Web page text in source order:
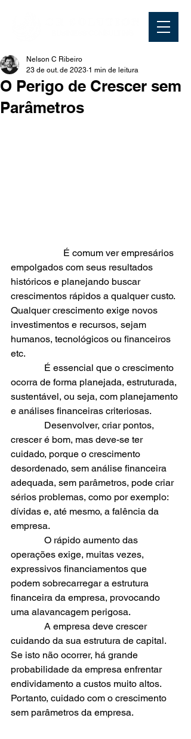
O Perigo de Crescer sem
Parâmetros
Nelson C Ribeiro
23 de out. de 2023 1 min de leitura
empolgados com seus resultados
históricos e planejando buscar
crescimentos rápidos a qualquer custo.
Qualquer crescimento exige novos
investimentos e recursos, sejam
humanos, tecnológicos ou financeiros
etc.
ocorra de forma planejada, estruturada,
sustentável, ou seja, com planejamento
e análises financeiras criteriosas.
crescer é bom, mas deve-se ter
cuidado, porque o crescimento
desordenado, sem análise financeira
adequada, sem parâmetros, pode criar
sérios problemas, como por exemplo:
dívidas e, até mesmo, a falência da
empresa.
operações exige, muitas vezes,
expressivos financiamentos que
podem sobrecarregar a estrutura
financeira da empresa, provocando
uma alavancagem perigosa.
cuidando da sua estrutura de capital.
Se isto não ocorrer, há grande
probabilidade da empresa enfrentar
endividamento a custos muito altos.
Portanto, cuidado com o crescimento
sem parâmetros da empresa.